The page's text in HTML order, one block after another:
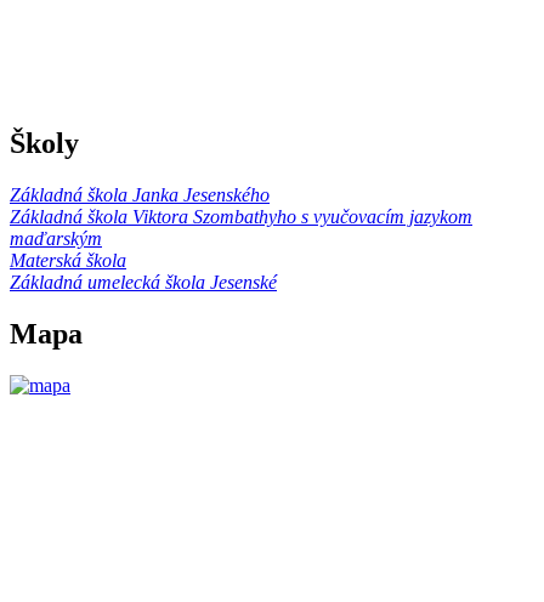
Školy
Základná škola Janka Jesenského
Základná škola Viktora Szombathyho s vyučovacím jazykom
maďarským
Materská škola
Základná umelecká škola Jesenské
Mapa